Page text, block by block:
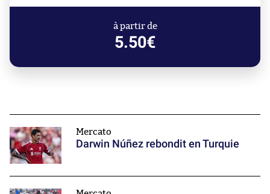
à partir de
5.50€
Mercato
Darwin Núñez rebondit en Turquie